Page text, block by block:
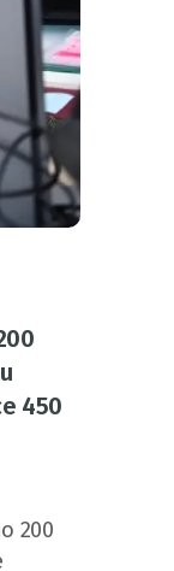
450
200